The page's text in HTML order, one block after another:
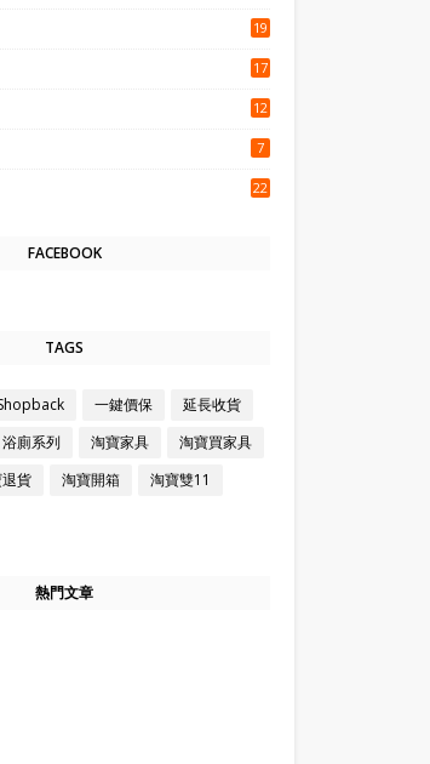
19
17
12
7
22
FACEBOOK
TAGS
一鍵價保
延長收貨
浴廁系列 淘寶家具
淘寶買家具
貨 淘寶開箱
淘寶雙11
熱門文章